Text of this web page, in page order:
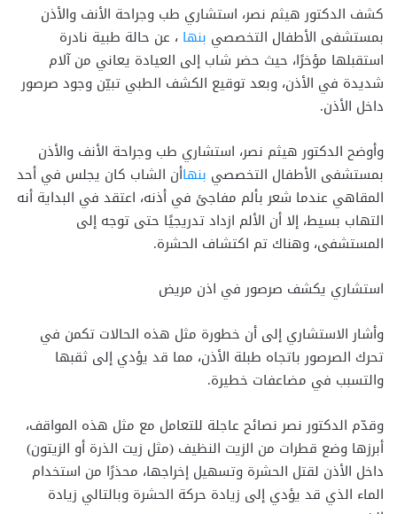
كشف الدكتور هيثم نصر، استشاري طب وجراحة الأنف والأذن
بمستشفى الأطفال التخصصي بنها ، عن حالة طبية نادرة
استقبلها مؤخرًا، حيث حضر شاب إلى العيادة يعاني من آلام
شديدة في الأذن، وبعد توقيع الكشف الطبي تبيّن وجود صرصور
داخل الأذن.
وأوضح الدكتور هيثم نصر، استشاري طب وجراحة الأنف والأذن
بمستشفى الأطفال التخصصي بنهاأن الشاب كان يجلس في أحد
المقاهي عندما شعر بألم مفاجئ في أذنه، اعتقد في البداية أنه
التهاب بسيط، إلا أن الألم ازداد تدريجيًا حتى توجه إلى
المستشفى، وهناك تم اكتشاف الحشرة.
استشاري يكشف صرصور في اذن مريض
وأشار الاستشاري إلى أن خطورة مثل هذه الحالات تكمن في
تحرك الصرصور باتجاه طبلة الأذن، مما قد يؤدي إلى ثقبها
والتسبب في مضاعفات خطيرة.
وقدّم الدكتور نصر نصائح عاجلة للتعامل مع مثل هذه المواقف،
أبرزها وضع قطرات من الزيت النظيف (مثل زيت الذرة أو الزيتون)
داخل الأذن لقتل الحشرة وتسهيل إخراجها، محذرًا من استخدام
الماء الذي قد يؤدي إلى زيادة حركة الحشرة وبالتالي زيادة